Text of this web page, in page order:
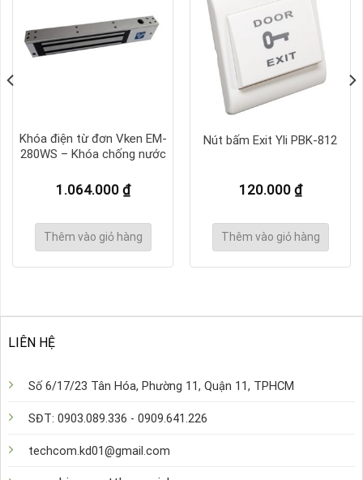
Khóa điện từ đơn Vken EM-
280WS – Khóa chống nước
1.064.000 ₫
Thêm vào giỏ hàng
Nút bấm Exit Yli PBK-812
120.000 ₫
Thêm vào giỏ hàng
LIÊN HỆ
Số 6/17/23 Tân Hóa, Phường 11, Quận 11, TPHCM
SĐT: 0903.089.336 - 0909.641.226
techcom.kd01@gmail.com